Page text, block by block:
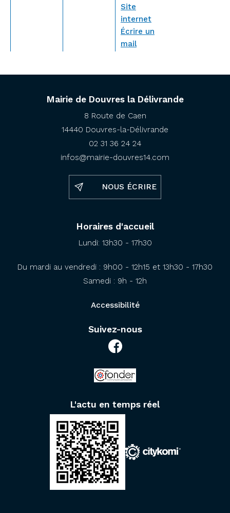
Site
internet
Écrire un
mail
Mairie de Douvres la Délivrande
8 Route de Caen
14440 Douvres-la-Délivrande
02 31 36 24 24
infos@mairie-douvres14.com
NOUS ÉCRIRE
Horaires d'accueil
Lundi: 13h30 - 17h30
Du mardi au vendredi : 9h00 - 12h15 et 13h30 - 17h30
Samedi : 9h - 12h
Accessibilité
Suivez-nous
L'actu en temps réel